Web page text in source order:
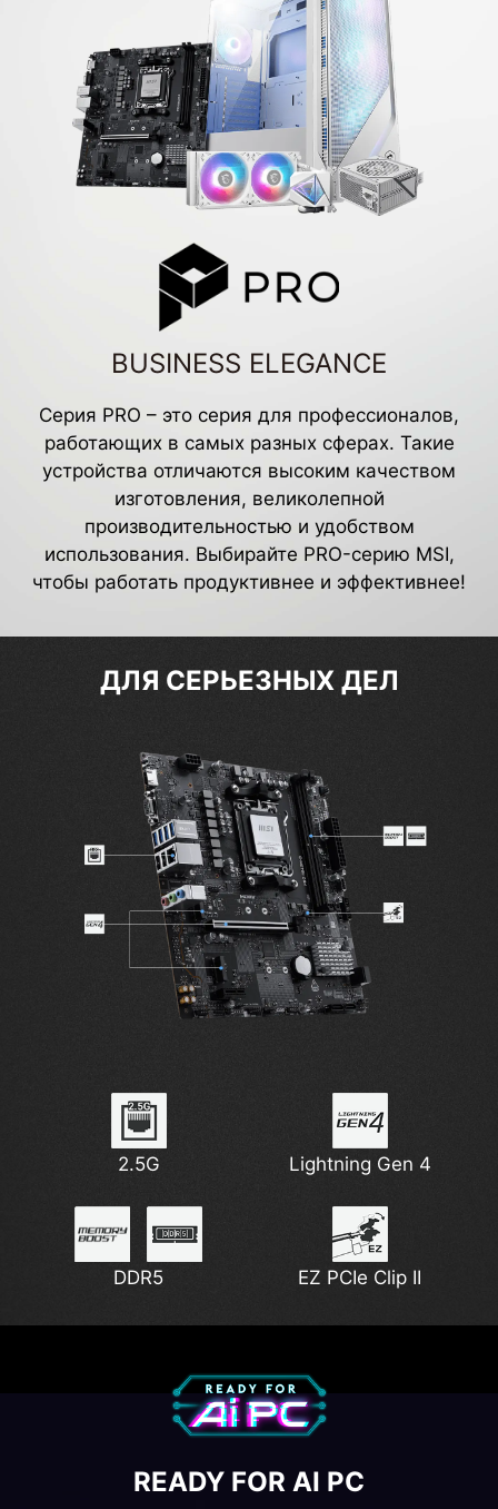
BUSINESS ELEGANCE
Серия PRO – это серия для профессионалов,
работающих в самых разных сферах. Такие
устройства отличаются высоким качеством
изготовления, великолепной
производительностью и удобством
использования. Выбирайте PRO-серию MSI,
чтобы работать продуктивнее и эффективнее!
ДЛЯ СЕРЬЕЗНЫХ ДЕЛ
2.5G Lightning Gen 4
DDR5 EZ PCIe Clip II
READY FOR AI PC